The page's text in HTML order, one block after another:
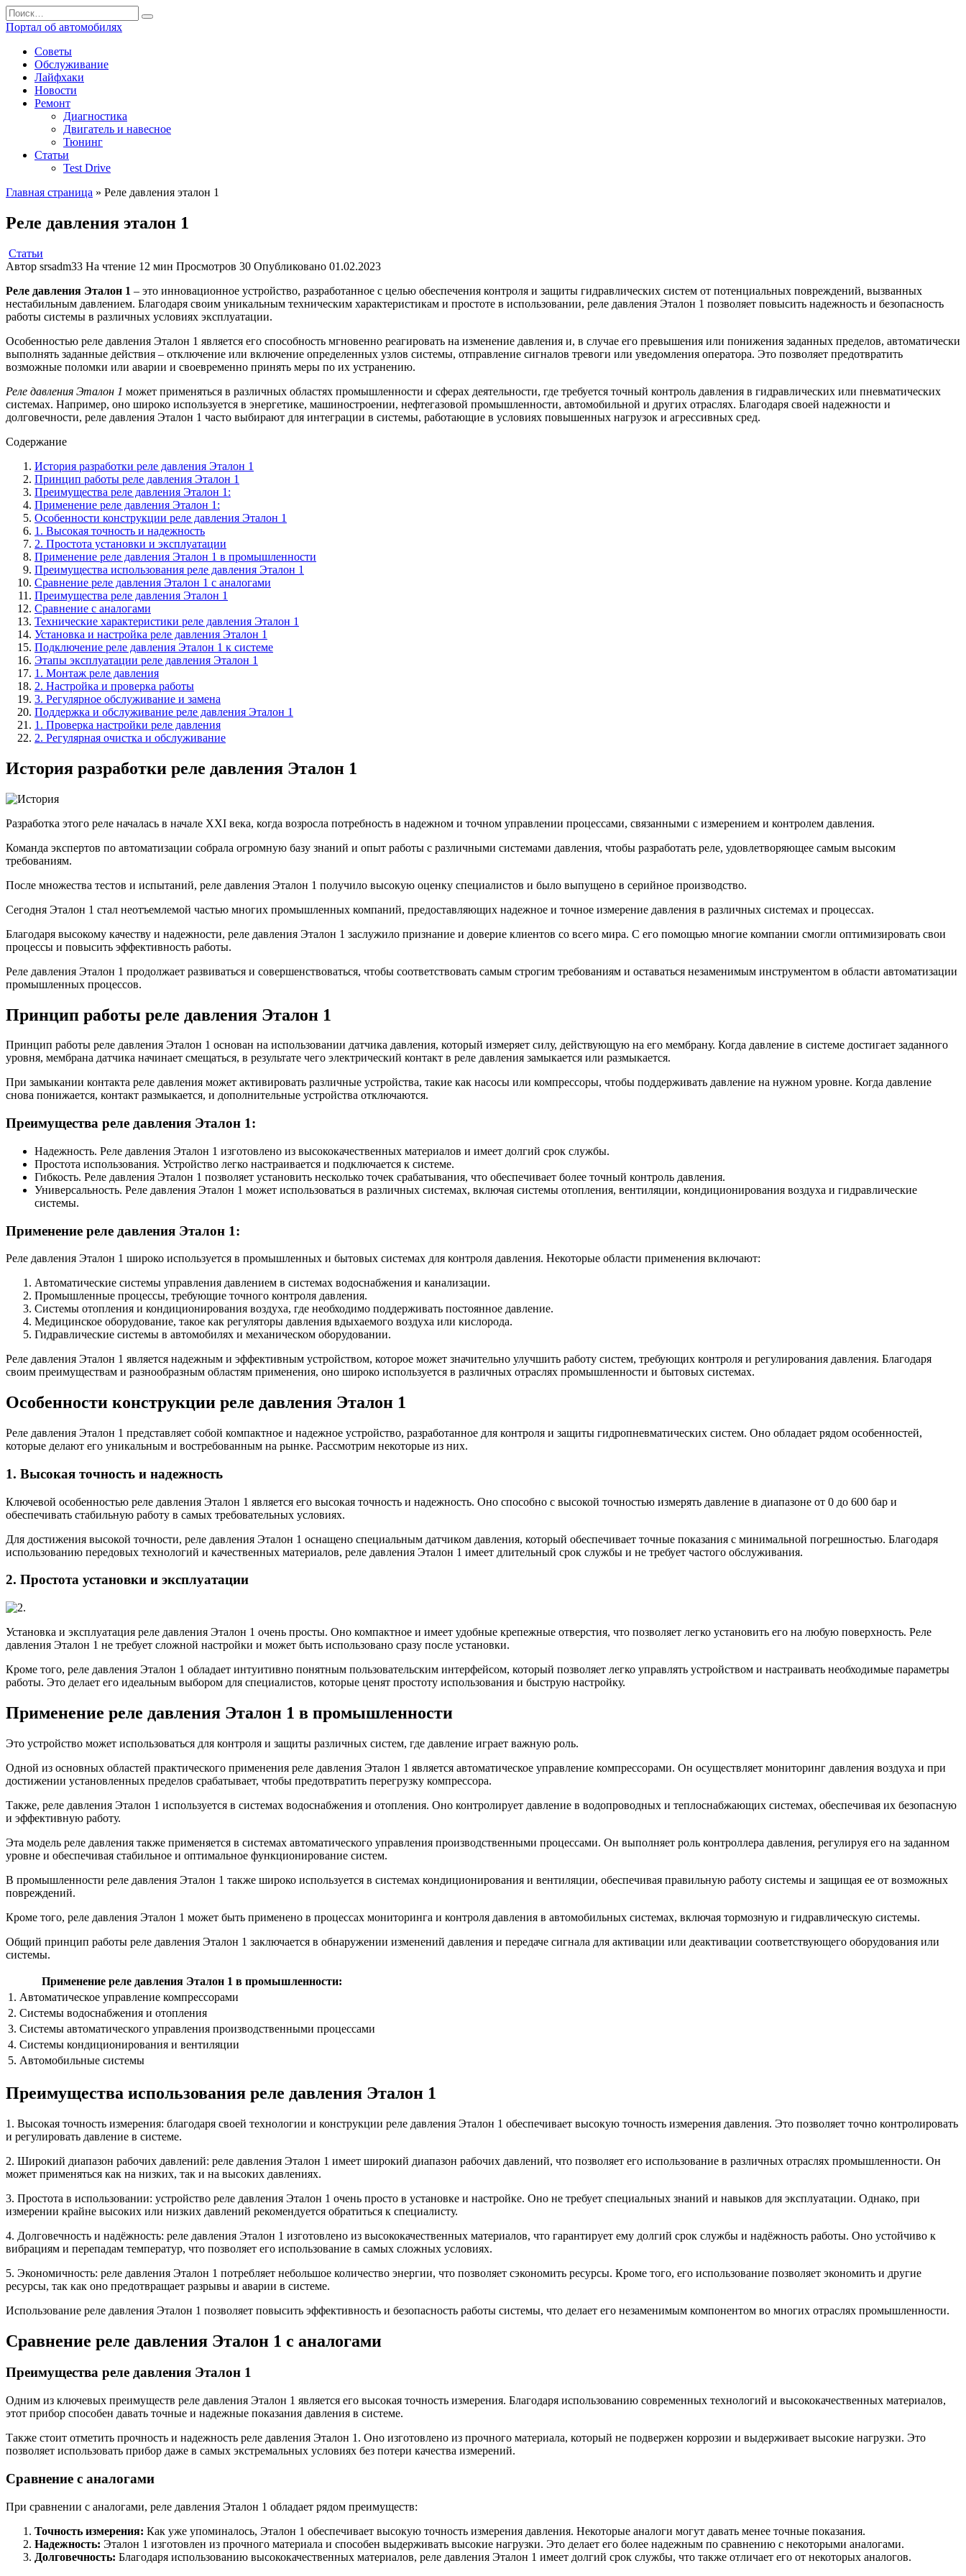
Перейти
к
содержанию
Search
for:
Портал об автомобилях
Советы
Обслуживание
Лайфхаки
Новости
Ремонт
Диагностика
Двигатель и навесное
Тюнинг
Статьи
Test Drive
Главная страница » Реле давления эталон 1
Реле давления эталон 1
Статьи
Автор srsadm33 На чтение 12 мин Просмотров 30 Опубликовано 01.02.2023
Реле давления Эталон 1 – это инновационное устройство, разработанное с целью обеспечения контроля и защиты гидравлических систем от потенциальных повреждений, вызванных
нестабильным давлением. Благодаря своим уникальным техническим характеристикам и простоте в использовании, реле давления Эталон 1 позволяет повысить надежность и безопасность
работы системы в различных условиях эксплуатации.
Особенностью реле давления Эталон 1 является его способность мгновенно реагировать на изменение давления и, в случае его превышения или понижения заданных пределов, автоматически
выполнять заданные действия – отключение или включение определенных узлов системы, отправление сигналов тревоги или уведомления оператора. Это позволяет предотвратить
возможные поломки или аварии и своевременно принять меры по их устранению.
Реле давления Эталон 1 может применяться в различных областях промышленности и сферах деятельности, где требуется точный контроль давления в гидравлических или пневматических
системах. Например, оно широко используется в энергетике, машиностроении, нефтегазовой промышленности, автомобильной и других отраслях. Благодаря своей надежности и
долговечности, реле давления Эталон 1 часто выбирают для интеграции в системы, работающие в условиях повышенных нагрузок и агрессивных сред.
Содержание
История разработки реле давления Эталон 1
Принцип работы реле давления Эталон 1
Преимущества реле давления Эталон 1:
Применение реле давления Эталон 1:
Особенности конструкции реле давления Эталон 1
1. Высокая точность и надежность
2. Простота установки и эксплуатации
Применение реле давления Эталон 1 в промышленности
Преимущества использования реле давления Эталон 1
Сравнение реле давления Эталон 1 с аналогами
Преимущества реле давления Эталон 1
Сравнение с аналогами
Технические характеристики реле давления Эталон 1
Установка и настройка реле давления Эталон 1
Подключение реле давления Эталон 1 к системе
Этапы эксплуатации реле давления Эталон 1
1. Монтаж реле давления
2. Настройка и проверка работы
3. Регулярное обслуживание и замена
Поддержка и обслуживание реле давления Эталон 1
1. Проверка настройки реле давления
2. Регулярная очистка и обслуживание
История разработки реле давления Эталон 1
Разработка этого реле началась в начале XXI века, когда возросла потребность в надежном и точном управлении процессами, связанными с измерением и контролем давления.
Команда экспертов по автоматизации собрала огромную базу знаний и опыт работы с различными системами давления, чтобы разработать реле, удовлетворяющее самым высоким
требованиям.
После множества тестов и испытаний, реле давления Эталон 1 получило высокую оценку специалистов и было выпущено в серийное производство.
Сегодня Эталон 1 стал неотъемлемой частью многих промышленных компаний, предоставляющих надежное и точное измерение давления в различных системах и процессах.
Благодаря высокому качеству и надежности, реле давления Эталон 1 заслужило признание и доверие клиентов со всего мира. С его помощью многие компании смогли оптимизировать свои
процессы и повысить эффективность работы.
Реле давления Эталон 1 продолжает развиваться и совершенствоваться, чтобы соответствовать самым строгим требованиям и оставаться незаменимым инструментом в области автоматизации
промышленных процессов.
Принцип работы реле давления Эталон 1
Принцип работы реле давления Эталон 1 основан на использовании датчика давления, который измеряет силу, действующую на его мембрану. Когда давление в системе достигает заданного
уровня, мембрана датчика начинает смещаться, в результате чего электрический контакт в реле давления замыкается или размыкается.
При замыкании контакта реле давления может активировать различные устройства, такие как насосы или компрессоры, чтобы поддерживать давление на нужном уровне. Когда давление
снова понижается, контакт размыкается, и дополнительные устройства отключаются.
Преимущества реле давления Эталон 1:
Надежность. Реле давления Эталон 1 изготовлено из высококачественных материалов и имеет долгий срок службы.
Простота использования. Устройство легко настраивается и подключается к системе.
Гибкость. Реле давления Эталон 1 позволяет установить несколько точек срабатывания, что обеспечивает более точный контроль давления.
Универсальность. Реле давления Эталон 1 может использоваться в различных системах, включая системы отопления, вентиляции, кондиционирования воздуха и гидравлические
системы.
Применение реле давления Эталон 1:
Реле давления Эталон 1 широко используется в промышленных и бытовых системах для контроля давления. Некоторые области применения включают:
Автоматические системы управления давлением в системах водоснабжения и канализации.
Промышленные процессы, требующие точного контроля давления.
Системы отопления и кондиционирования воздуха, где необходимо поддерживать постоянное давление.
Медицинское оборудование, такое как регуляторы давления вдыхаемого воздуха или кислорода.
Гидравлические системы в автомобилях и механическом оборудовании.
Реле давления Эталон 1 является надежным и эффективным устройством, которое может значительно улучшить работу систем, требующих контроля и регулирования давления. Благодаря
своим преимуществам и разнообразным областям применения, оно широко используется в различных отраслях промышленности и бытовых системах.
Особенности конструкции реле давления Эталон 1
Реле давления Эталон 1 представляет собой компактное и надежное устройство, разработанное для контроля и защиты гидропневматических систем. Оно обладает рядом особенностей,
которые делают его уникальным и востребованным на рынке. Рассмотрим некоторые из них.
1. Высокая точность и надежность
Ключевой особенностью реле давления Эталон 1 является его высокая точность и надежность. Оно способно с высокой точностью измерять давление в диапазоне от 0 до 600 бар и
обеспечивать стабильную работу в самых требовательных условиях.
Для достижения высокой точности, реле давления Эталон 1 оснащено специальным датчиком давления, который обеспечивает точные показания с минимальной погрешностью. Благодаря
использованию передовых технологий и качественных материалов, реле давления Эталон 1 имеет длительный срок службы и не требует частого обслуживания.
2. Простота установки и эксплуатации
Установка и эксплуатация реле давления Эталон 1 очень просты. Оно компактное и имеет удобные крепежные отверстия, что позволяет легко установить его на любую поверхность. Реле
давления Эталон 1 не требует сложной настройки и может быть использовано сразу после установки.
Кроме того, реле давления Эталон 1 обладает интуитивно понятным пользовательским интерфейсом, который позволяет легко управлять устройством и настраивать необходимые параметры
работы. Это делает его идеальным выбором для специалистов, которые ценят простоту использования и быструю настройку.
Применение реле давления Эталон 1 в промышленности
Это устройство может использоваться для контроля и защиты различных систем, где давление играет важную роль.
Одной из основных областей практического применения реле давления Эталон 1 является автоматическое управление компрессорами. Он осуществляет мониторинг давления воздуха и при
достижении установленных пределов срабатывает, чтобы предотвратить перегрузку компрессора.
Также, реле давления Эталон 1 используется в системах водоснабжения и отопления. Оно контролирует давление в водопроводных и теплоснабжающих системах, обеспечивая их безопасную
и эффективную работу.
Эта модель реле давления также применяется в системах автоматического управления производственными процессами. Он выполняет роль контроллера давления, регулируя его на заданном
уровне и обеспечивая стабильное и оптимальное функционирование систем.
В промышленности реле давления Эталон 1 также широко используется в системах кондиционирования и вентиляции, обеспечивая правильную работу системы и защищая ее от возможных
повреждений.
Кроме того, реле давления Эталон 1 может быть применено в процессах мониторинга и контроля давления в автомобильных системах, включая тормозную и гидравлическую системы.
Общий принцип работы реле давления Эталон 1 заключается в обнаружении изменений давления и передаче сигнала для активации или деактивации соответствующего оборудования или
системы.
Применение реле давления Эталон 1 в промышленности:
1. Автоматическое управление компрессорами
2. Системы водоснабжения и отопления
3. Системы автоматического управления производственными процессами
4. Системы кондиционирования и вентиляции
5. Автомобильные системы
Преимущества использования реле давления Эталон 1
1. Высокая точность измерения: благодаря своей технологии и конструкции реле давления Эталон 1 обеспечивает высокую точность измерения давления. Это позволяет точно контролировать
и регулировать давление в системе.
2. Широкий диапазон рабочих давлений: реле давления Эталон 1 имеет широкий диапазон рабочих давлений, что позволяет его использование в различных отраслях промышленности. Он
может применяться как на низких, так и на высоких давлениях.
3. Простота в использовании: устройство реле давления Эталон 1 очень просто в установке и настройке. Оно не требует специальных знаний и навыков для эксплуатации. Однако, при
измерении крайне высоких или низких давлений рекомендуется обратиться к специалисту.
4. Долговечность и надёжность: реле давления Эталон 1 изготовлено из высококачественных материалов, что гарантирует ему долгий срок службы и надёжность работы. Оно устойчиво к
вибрациям и перепадам температур, что позволяет его использование в самых сложных условиях.
5. Экономичность: реле давления Эталон 1 потребляет небольшое количество энергии, что позволяет сэкономить ресурсы. Кроме того, его использование позволяет экономить и другие
ресурсы, так как оно предотвращает разрывы и аварии в системе.
Использование реле давления Эталон 1 позволяет повысить эффективность и безопасность работы системы, что делает его незаменимым компонентом во многих отраслях промышленности.
Сравнение реле давления Эталон 1 с аналогами
Преимущества реле давления Эталон 1
Одним из ключевых преимуществ реле давления Эталон 1 является его высокая точность измерения. Благодаря использованию современных технологий и высококачественных материалов,
этот прибор способен давать точные и надежные показания давления в системе.
Также стоит отметить прочность и надежность реле давления Эталон 1. Оно изготовлено из прочного материала, который не подвержен коррозии и выдерживает высокие нагрузки. Это
позволяет использовать прибор даже в самых экстремальных условиях без потери качества измерений.
Сравнение с аналогами
При сравнении с аналогами, реле давления Эталон 1 обладает рядом преимуществ:
Точность измерения: Как уже упоминалось, Эталон 1 обеспечивает высокую точность измерения давления. Некоторые аналоги могут давать менее точные показания.
Надежность: Эталон 1 изготовлен из прочного материала и способен выдерживать высокие нагрузки. Это делает его более надежным по сравнению с некоторыми аналогами.
Долговечность: Благодаря использованию высококачественных материалов, реле давления Эталон 1 имеет долгий срок службы, что также отличает его от некоторых аналогов.